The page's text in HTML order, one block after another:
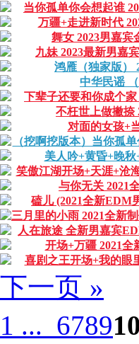
当你孤单你会想起谁
万疆+走进新时代
舞女 2023男嘉宾
九妹 2023最新男嘉
鸿雁（独家版）
中华民谣
下辈子还要和你成个
不枉世上做撇捺
对面的女孩+
（挖啊挖版本）当你孤
美人吟+黄昏+晚秋
笑傲江湖开场+天涯+沧
与你无关 2021
磕儿 (2021全新EDM
三月里的小雨 2021全新
人在旅途 全新男嘉宾
开场+万疆 2021全
喜剧之王开场+我的眼
下一页 »
1 ... 678910